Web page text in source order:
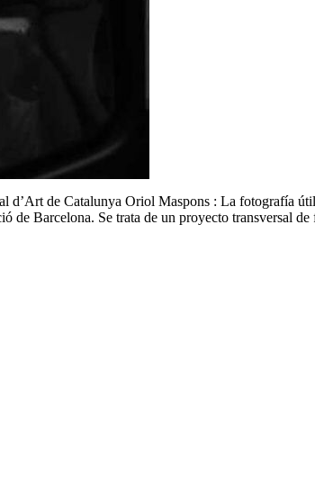
de Catalunya Oriol Maspons : La fotografía
de Barcelona. Se trata de un proyecto transversal